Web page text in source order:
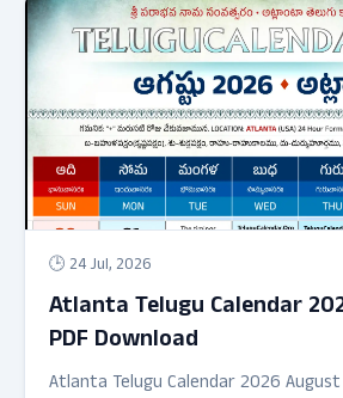
🕒 24 Jul, 2026
Atlanta Telugu Calendar
PDF Download
Atlanta Telugu Calendar 2026